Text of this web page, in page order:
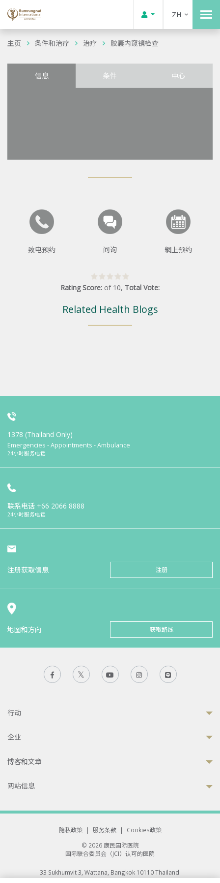
ZH
主页 条件和治疗 治疗 胶囊内窥镜检查
信息 条件 中心
致电预约 问询 網上预约
Rating Score: of 10, Total Vote:
Related Health Blogs
1378 (Thailand Only)
Emergencies - Appointments - Ambulance
24小时服务电话
联系电话 +66 2066 8888
24小时服务电话
注册获取信息 注册
地图和方向 获取路线
行动
企业
博客和文章
网站信息
隐私政策 | 服务条款 |
Cookies政策
© 2026 康民国际医院
国际联合委员会（JCI）认可的医院
33 Sukhumvit 3, Wattana, Bangkok 10110 Thailand.
All rights reserved.